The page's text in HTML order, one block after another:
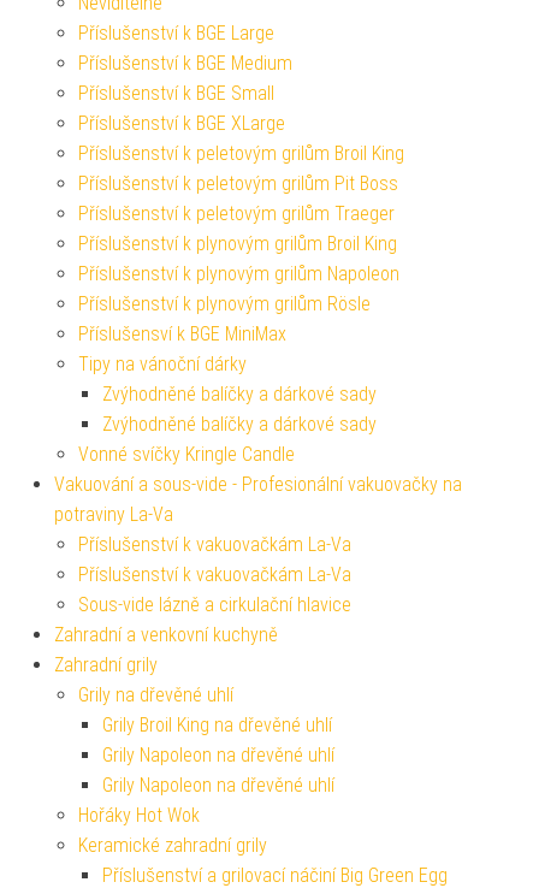
Příslušenství k BGE Large
Příslušenství k BGE Medium
Příslušenství k BGE Small
Příslušenství k BGE XLarge
Příslušenství k peletovým grilům Broil King
Příslušenství k peletovým grilům Pit Boss
Příslušenství k peletovým grilům Traeger
Příslušenství k plynovým grilům Broil King
Příslušenství k plynovým grilům Napoleon
Příslušenství k plynovým grilům Rösle
Příslušensví k BGE MiniMax
Tipy na vánoční dárky
Zvýhodněné balíčky a dárkové sady
Zvýhodněné balíčky a dárkové sady
Vonné svíčky Kringle Candle
Vakuování a sous-vide - Profesionální vakuovačky na
potraviny La-Va
Příslušenství k vakuovačkám La-Va
Příslušenství k vakuovačkám La-Va
Sous-vide lázně a cirkulační hlavice
Zahradní a venkovní kuchyně
Zahradní grily
Grily na dřevěné uhlí
Grily Broil King na dřevěné uhlí
Grily Napoleon na dřevěné uhlí
Grily Napoleon na dřevěné uhlí
Hořáky Hot Wok
Keramické zahradní grily
Příslušenství a grilovací náčiní Big Green Egg